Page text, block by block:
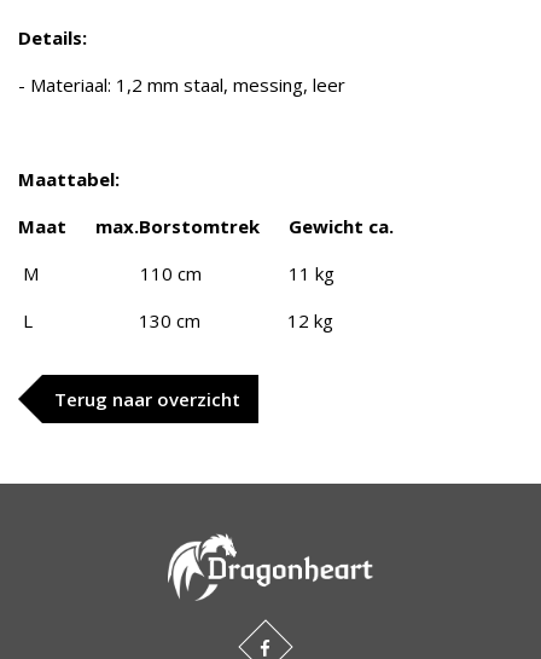
Details:
- Materiaal: 1,2 mm staal, messing, leer
Maattabel:
Maat max.Borstomtrek Gewicht ca.
M 110 cm 11 kg
L 130 cm 12 kg
Terug naar overzicht